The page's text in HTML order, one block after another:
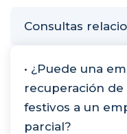
Consultas
• ¿Puede una
recuperación
festivos a un
parcial?